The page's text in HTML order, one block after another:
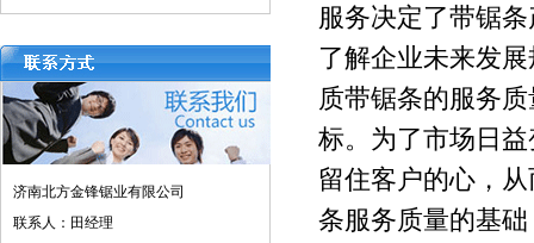
济南北方金锋锯业有限公司
联系人：田经理
服务决定了带锯
了解企业未来发
质带锯条的服务
标。为了市场日
留住客户的心，
条服务质量的基